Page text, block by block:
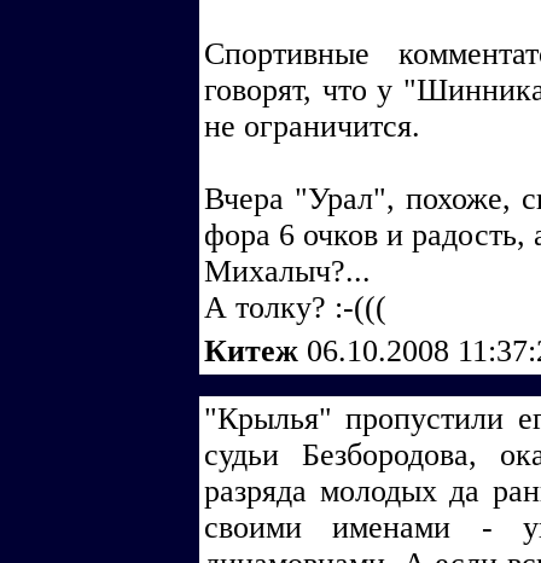
Спортивные
говорят, что у
не ограничится.
Вчера "Урал", похоже,
фора 6 очков и радость,
Михалыч?...
А толку? :-(((
Китеж 06.10.2008
"Крылья" пропустили
судьи Безбородова,
разряда молодых да
своими именами -